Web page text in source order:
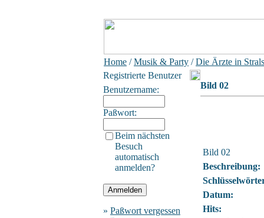
Home /Musik & Party /Die Ärzte in
Registrierte Benutzer
Benutzername:
Paßwort:
Beim nächsten
Besuch
automatisch
anmelden?
» Paßwort vergessen
Bild 02
Bild 02
Beschreibung:
Datum:
Hits: